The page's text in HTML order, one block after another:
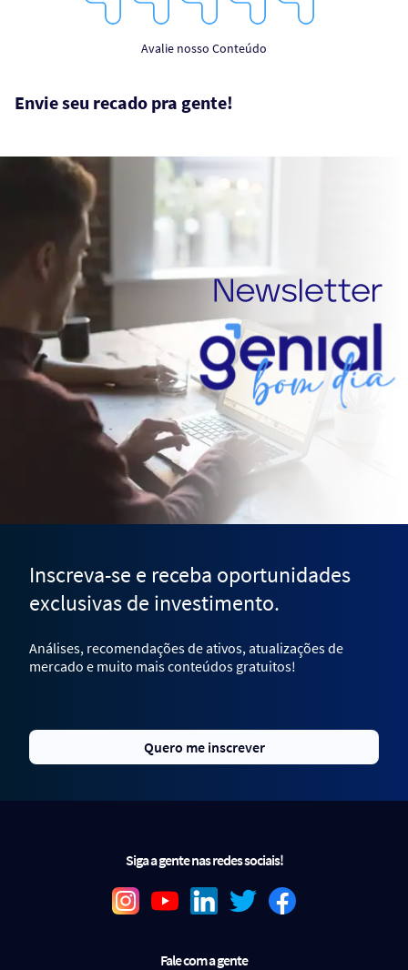
Stars Stars
Avalie nosso Conteúdo
Envie seu recado pra gente!
Inscreva-se e receba oportunidades
exclusivas de investimento.
Análises, recomendações de ativos, atualizações de
mercado e muito mais conteúdos gratuitos!
Quero me inscrever
Siga a gente nas redes sociais!
Fale com a gente